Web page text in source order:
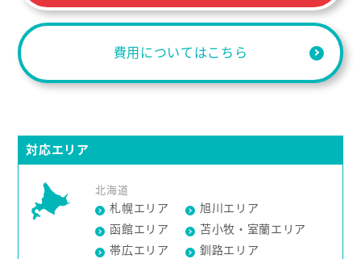
費用についてはこちら
対応エリア
北海道
札幌エリア
旭川エリア
函館エリア
苫小牧・室蘭エリア
帯広エリア
釧路エリア